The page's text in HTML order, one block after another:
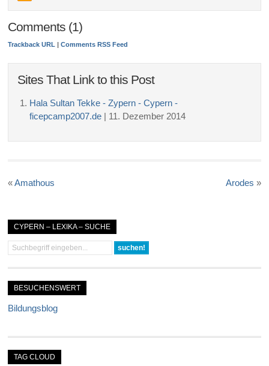
Comments (1)
Trackback URL |Comments RSS Feed
Sites That Link to this Post
Hala Sultan Tekke - Zypern - Cypern -
ficepcamp2007.de | 11. Dezember 2014
«Amathous Arodes »
CYPERN – LEXIKA – SUCHE
BESUCHENSWERT
Bildungsblog
TAG CLOUD